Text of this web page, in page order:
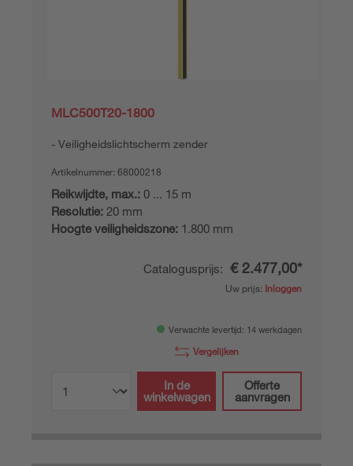
MLC500T20-1800
Veiligheidslichtscherm zender
Artikelnummer: 68000218
Reikwijdte, max.: 0 ... 15 m
Resolutie: 20 mm
Hoogte veiligheidszone: 1.800 mm
Catalogusprijs: € 2.477,00*
Uw prijs: Inloggen
Verwachte levertijd: 14 werkdagen
Vergelijken
In de
winkelwagen
Offerte
aanvragen